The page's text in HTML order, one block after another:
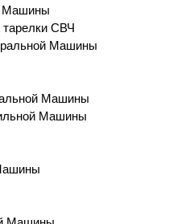
Машины
СВЧ
Машины
Машины
Машины